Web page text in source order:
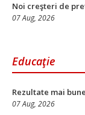
Noi creşteri de
07 Aug, 2026
Educaţie
Rezultate mai
07 Aug, 2026